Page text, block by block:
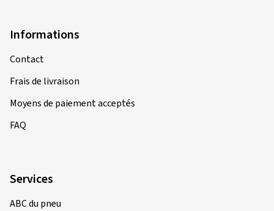
Informations
Contact
Frais de livraison
Moyens de paiement acceptés
FAQ
Services
ABC du pneu